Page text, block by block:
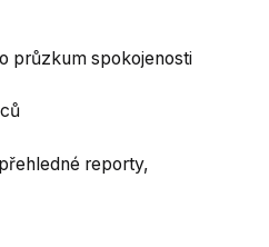
průzkum spokojenosti
reporty,